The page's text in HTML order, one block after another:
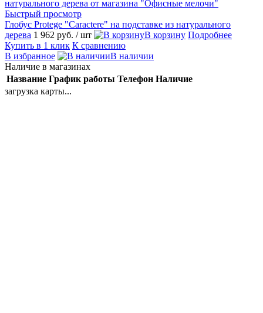
Быстрый просмотр
Глобус Protege "Caractere" на подставке из натурального
дерева 1 962 руб. / шт В корзину Подробнее
Купить в 1 клик К сравнению
В избранное
В наличии
Наличие в магазинах
Название График работы Телефон Наличие
загрузка карты...